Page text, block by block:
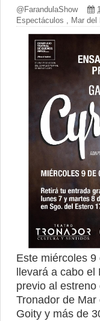
@FarandulaShow
Espectáculos
Mar del
Este miércoles
llevará a cabo
previo al estreno
Tronador de Mar
Goity y más de